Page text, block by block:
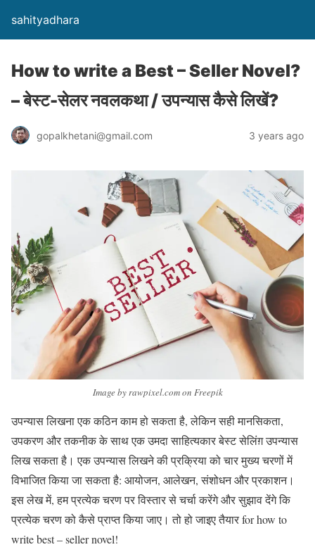
sahityadhara
How to write a Best – Seller Novel?
– बेस्ट-सेलर नवलकथा / उपन्यास कैसे लिखें?
gopalkhetani@gmail.com 3 years ago
Image by rawpixel.com on Freepik
उपन्यास लिखना एक कठिन काम हो सकता है, लेकिन सही मानसिकता,
उपकरण और तकनीक के साथ एक उमदा साहित्यकार बेस्ट सेलिंग़ उपन्यास
लिख सकता है। एक उपन्यास लिखने की प्रक्रिया को चार मुख्य चरणों में
विभाजित किया जा सकता है: आयोजन, आलेखन, संशोधन और प्रकाशन।
इस लेख में, हम प्रत्येक चरण पर विस्तार से चर्चा करेंगे और सुझाव देंगे कि
प्रत्येक चरण को कैसे प्राप्त किया जाए। तो हो जाइए तैयार for how to
write best – seller novel!